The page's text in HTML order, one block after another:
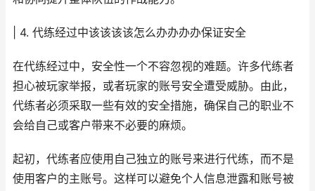
| 4. 代练经过中该该该该怎么办办办办保证安全
在代练经过中，安全性一个不容忽视的难题。许多代练者
担心被玩家举报，或者玩家的账号安全遭受威胁。由此，
代练者必须采取一些有效的安全措施，确保自己的职业不
会给自己或客户带来不必要的麻烦。
起初，代练者应使用自己独立的账号来进行代练，而不是
使用客户的主账号。这样可以避免个人信息泄露和账号被